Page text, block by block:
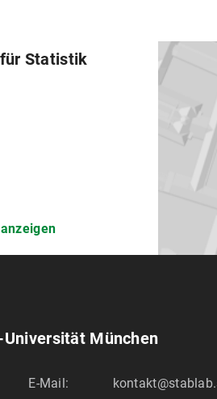
Statistik
München
E-Mail: